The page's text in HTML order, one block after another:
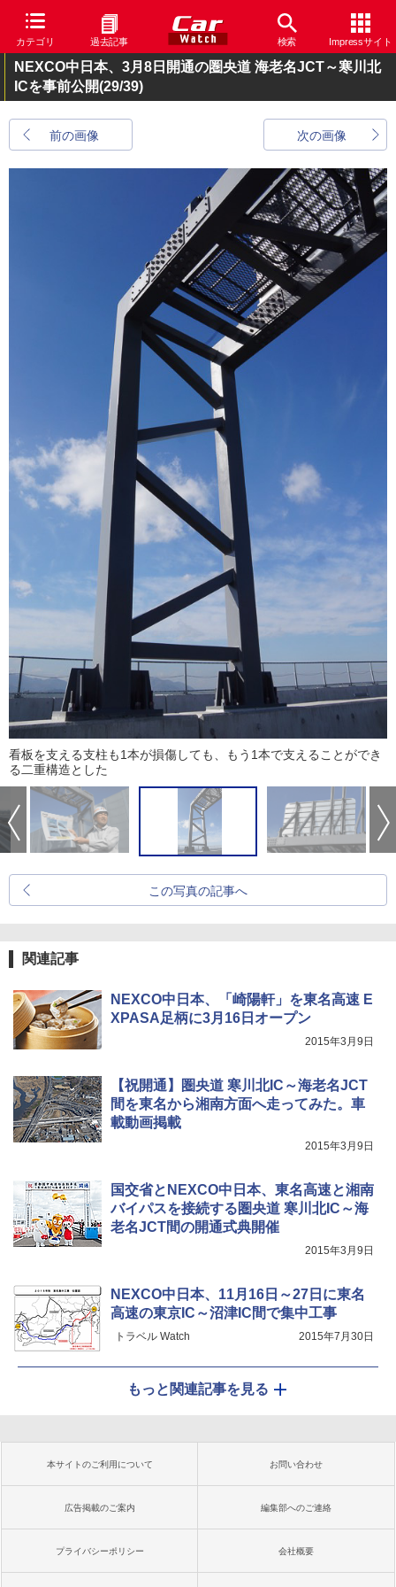
カテゴリ 過去記事 検索 Impressサイト
NEXCO中日本、3月8日開通の圏央道 海老名JCT～寒川北
ICを事前公開(29/39)
前の画像 次の画像
看板を支える支柱も1本が損傷しても、もう1本で支えることができ
る二重構造とした
この写真の記事へ
関連記事
NEXCO中日本、「崎陽軒」を東名高速 E
XPASA足柄に3月16日オープン
2015年3月9日
【祝開通】圏央道 寒川北IC～海老名JCT
間を東名から湘南方面へ走ってみた。車
載動画掲載
2015年3月9日
国交省とNEXCO中日本、東名高速と湘南
バイパスを接続する圏央道 寒川北IC～海
老名JCT間の開通式典開催
2015年3月9日
NEXCO中日本、11月16日～27日に東名
高速の東京IC～沼津IC間で集中工事
トラベル Watch 2015年7月30日
もっと関連記事を見る
本サイトのご利用について お問い合わせ
広告掲載のご案内 編集部へのご連絡
プライバシーポリシー 会社概要